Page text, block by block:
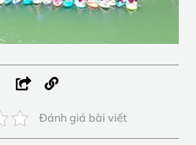
Đánh giá bài viết